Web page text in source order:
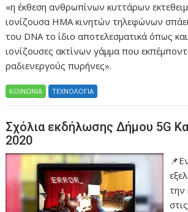
«η έκθεση ανθρωπίνων κυττάρων
ιονίζουσα ΗΜΑ κινητών τηλεφώνων
του DNA το ίδιο αποτελεσματικά όπως
ιονίζουσες ακτίνων γάμμα που
ραδιενεργούς πυρήνες».
ΚΟΙΝΩΝΙΑ ΤΕΧΝΟΛΟΓΙΑ
Σχόλια εκδήλωσης Δήμου 5G
2020
την